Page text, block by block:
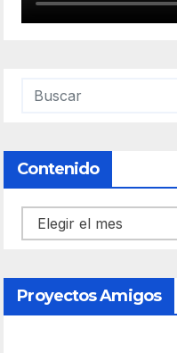
Contenido
Contenido
Proyectos Amigos